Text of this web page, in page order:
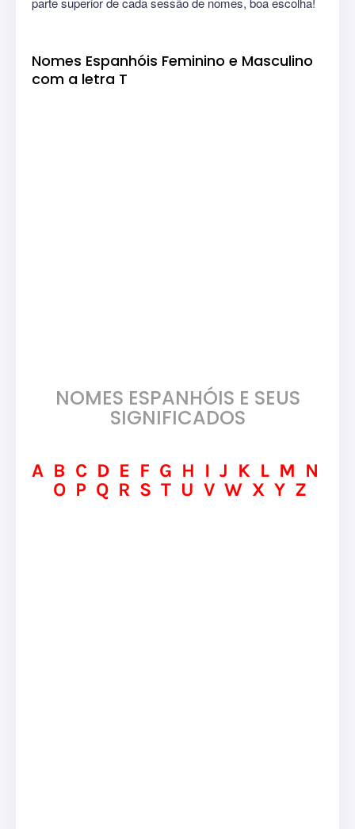
Nomes Espanhóis Feminino e Masculino
com a letra T
NOMES ESPANHÓIS E SEUS
SIGNIFICADOS
A B C D E F G H I J K L M N
O P Q R S T U V W X Y Z